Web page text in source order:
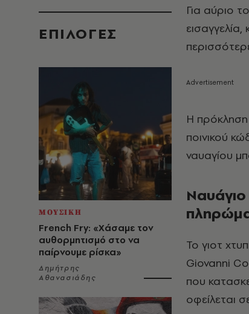
EΠΙΛΟΓΈΣ
ΜΟΥΣΙΚΗ
French Fry: «Χάσαμε τον
αυθορμητισμό στο να
παίρνουμε ρίσκα»
Δημήτρης
Αθανασιάδης
Για αύριο
Η πρόκληση
ποινικού
ναυαγίου
Ναυάγιο
Το γιοτ
Giovanni
που
οφείλεται